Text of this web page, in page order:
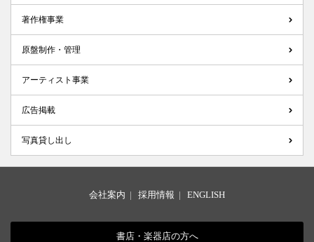
著作権事業
原盤制作・管理
アーティスト事業
広告掲載
写真貸し出し
会社案内 | 採用情報 | ENGLISH
書店・楽器店の方へ